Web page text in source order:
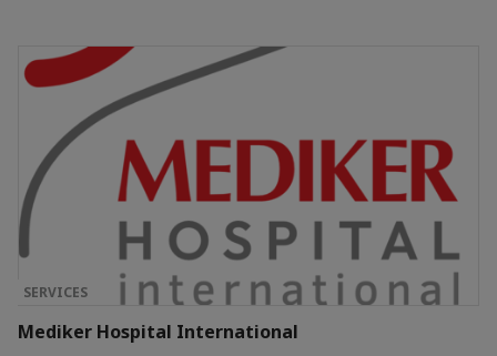
SERVICES
Mediker Hospital International